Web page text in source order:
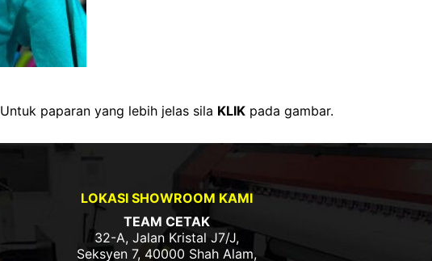
Untuk paparan yang lebih jelas sila KLIKpada gambar.
LOKASI SHOWROOM KAMI
TEAM CETAK
32-A, Jalan Kristal J7/J,
Seksyen 7, 40000 Shah Alam,